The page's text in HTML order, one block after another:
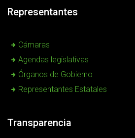
Representantes
Cámaras
Agendas legislativas
Órganos de Gobierno
Representantes Estatales
Transparencia